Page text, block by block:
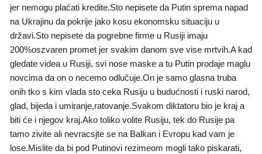
jer nemogu plaćati kredite.Sto nepisete da Putin sprema napad
na Ukrajinu da pokrije jako kosu ekonomsku situaciju u
državi.Sto nepisete da pogrebne firme u Rusiji imaju
200%oszvaren promet jer svakim danom sve vise mrtvih.A kad
gledate videa u Rusiji, svi nose maske a tu Putin prodaje maglu
novcima da on o necemo odlučuje.On je samo glasna truba
onih tko s kim vlada sto ceka Rusiju u budućnosti i ruski narod,
glad, bijeda i umiranje,ratovanje.Svakom diktatoru bio je kraj a
biti će i njegov kraj.Ako toliko volite Rusiju, tek do Rusije pa
tamo zivite ali nevracsjte se na Balkan i Evropu kad vam je
lose.Mislite da bi pod Putinovi rezimeom mogli tako piskarati,